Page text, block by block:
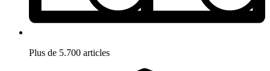
Plus de 5.700 articles